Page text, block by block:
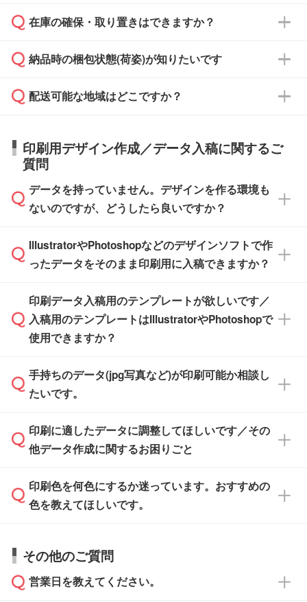
校や幼稚園・保育園であれば、同様の条件でご
ご希望の際は担当スタッフまでお気軽にご相談
ください。
たは注文フォームの『ご注文に関する備考欄』
ご入金確認後、1～2営業日で出荷いたしま
タッフまでお問い合わせください。
ル」に注文予定日をご入力いただくと、おおよ
その締切日や出荷目安をご確認いただけます。
品が決まりましたらお早めのご発注をお願いい
たします。
※土日祝日を除く営業日換算です。
※沖縄・離島は追加日数がかかります。
ご希望の納期がある場合は、お問い合わせ・お
い。
応が可能かご案内いたします。
す。>>対象商品はこちら
※最短出荷日は商品によって異なります。各商
品ページにてご確認ください
在庫の確保・取り置きはできますか？
ご入金確認後に在庫を確保し、注文確定のご連
はできかねますので予めご了承ください。
納品時の梱包状態(荷姿)が知りたいです
商品によって異なります。各ページにある商品
す。(白箱、化粧箱、ブリスターパックなど)
【袋入り】 商品がひとつずつ袋に入っていま
す。(透明袋、デザイン袋など)
【個包装なし】 個包装がされていない状態で
※化粧箱から白箱への入れ替えや、オリジナル
箱の作成は原則承っておりません。
配送可能な地域はどこですか？
直接納品は行っておりませんので予めご了承く
ださい。
印刷用デザイン作成／データ入稿に関するご
質問
データを持っていません。デザインを作る環境も
ないのですが、どうしたら良いですか？
無料の「デザインシミュレーター」を使えば、
PCやスマホから簡単にデザインを作成できま
ザインソフトがなくても安心です。
また、「データ作成サービス
せいただければ、弊社にて無料でデザインデー
タを1点作成いたします。
IllustratorやPhotoshopなどのデザインソフトで作
ったデータをそのまま印刷用に入稿できますか？
IllustratorやPhotoshop、CLIP STUDIOなどのデ
ザインソフトでこだわりのデザインを作成した
い方は、完全データ入稿
積・ご注文フォームにアップロードしてご入稿
ください。
ご入稿後は経験豊富なスタッフがデータに不備
がないかチェックし、お客様と確認してから印
刷に進みますので、ご安心ください。
印刷データ入稿用のテンプレートが欲しいです／
入稿用のテンプレートはIllustratorやPhotoshopで
使用できますか？
一部商品は入稿用テンプレートのご用意があり
ます。各商品ページの『印刷方法・テンプレー
入稿用のテンプレートはPDF形式ですが、
IllustratorやPhotoshopで開いてご利用いただけ
方」をご確認ください。
手持ちのデータ(jpg写真など)が印刷可能か相談し
たいです。
印刷に適したデータ・解像度かどうか、担当ス
タッフが事前に確認いたします。
ムへ添付いただくか、担当スタッフ宛にメール
でお送りください。
い合わせください。
なお、印刷用データの作り方に関する詳細は、
印刷に適したデータに調整してほしいです／その
他データ作成に関するお困りごと
データ作成でお困りの際には、担当スタッフが
サポートいたしますのでお気軽にご相談くださ
から添付してお送りください。
印刷色を何色にするか迷っています。おすすめの
色を教えてほしいです。
お見積・ご注文・
相談いただきますと、担当スタッフがお客様の
ご希望や商品の本体色を確認し、印刷色をご提
その他のご質問
営業日を教えてください。